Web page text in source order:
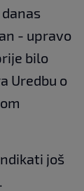
- upravo
bilo
Uredbu o
još